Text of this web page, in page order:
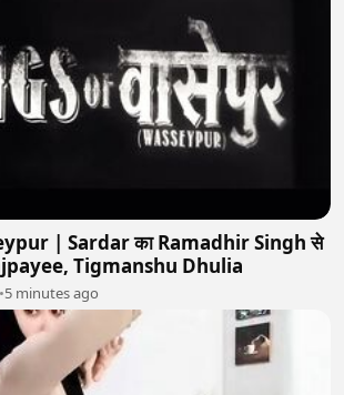
| Sardar का Ramadhir Singh से
Tigmanshu Dhulia
•5 minutes ago